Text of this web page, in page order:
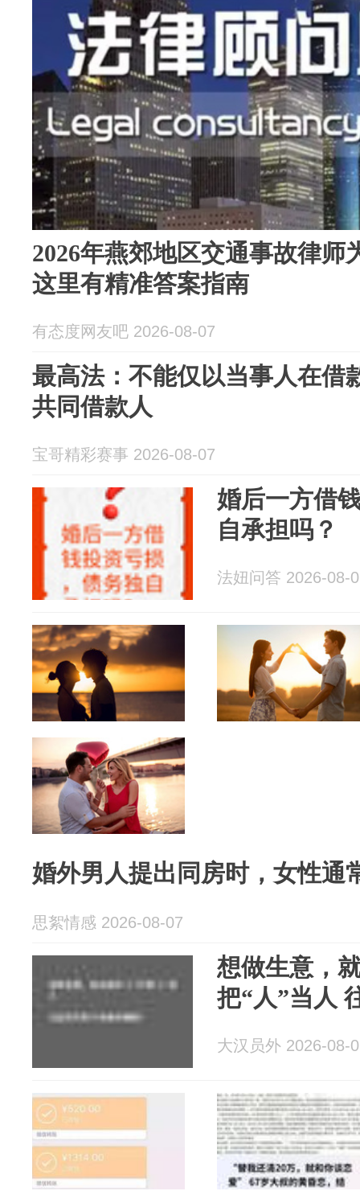
2026年燕郊地区交通事故律师
这里有精准答案指南
有态度网友吧 2026-08-07
最高法：不能仅以当事人在借
共同借款人
宝哥精彩赛事 2026-08-07
婚后一方借
自承担吗？
法妞问答 2026-08-
婚外男人提出同房时，女性通
思絮情感 2026-08-07
想做生意，
大汉员外 2026-08-